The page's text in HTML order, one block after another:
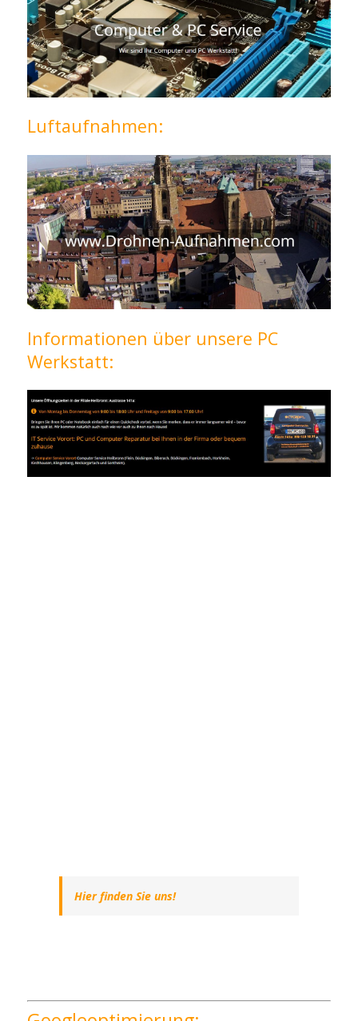
Luftaufnahmen:
Informationen über unsere PC
Werkstatt:
Hier finden Sie uns!